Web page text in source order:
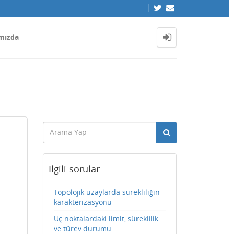
İlgili sorular
Topolojik uzaylarda sürekliliğin
karakterizasyonu
Uç noktalardaki limit, süreklilik
ve türev durumu